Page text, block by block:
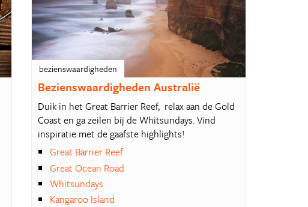
bezienswaardigheden
Bezienswaardigheden Australië
Duik in het Great Barrier Reef, relax aan de Gold
Coast en ga zeilen bij de Whitsundays. Vind
inspiratie met de gaafste highlights!
Great Barrier Reef
Great Ocean Road
Whitsundays
Kangaroo Island